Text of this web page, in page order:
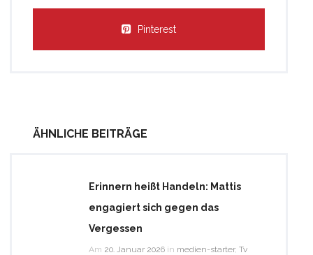
Pinterest
ÄHNLICHE BEITRÄGE
Erinnern heißt Handeln: Mattis
engagiert sich gegen das
Vergessen
Am 20. Januar 2026 in medien-starter, Tv